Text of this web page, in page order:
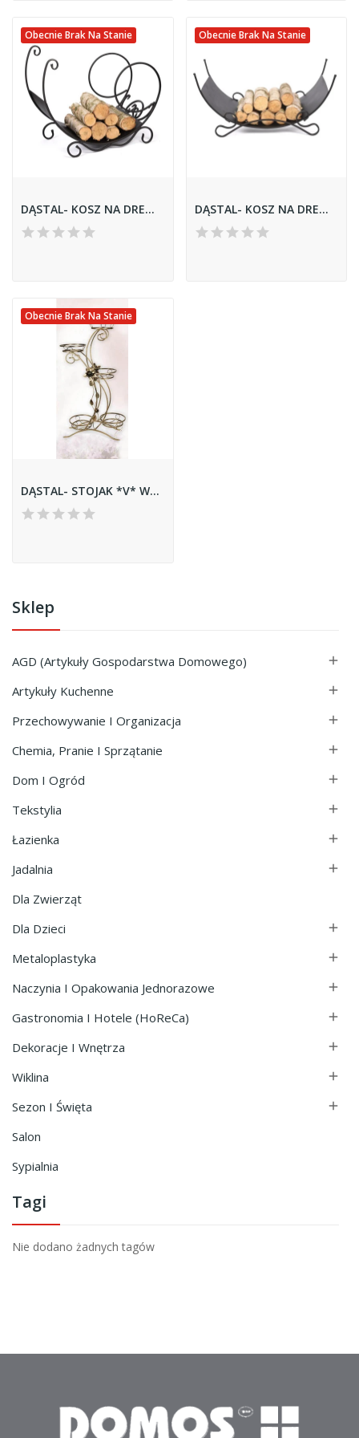
Sklep
AGD (Artykuły Gospodarstwa Domowego) 
Artykuły Kuchenne 
Przechowywanie I Organizacja 
Chemia, Pranie I Sprzątanie 
Dom I Ogród 
Tekstylia 
Łazienka 
Jadalnia 
Dla Zwierząt
Dla Dzieci

Metaloplastyka 
Naczynia I Opakowania Jednorazowe 
Gastronomia I Hotele (HoReCa) 
Dekoracje I Wnętrza 
Wiklina 
Sezon I Święta 
Salon
Sypialnia
Tagi
Nie dodano żadnych tagów
Obecnie Brak Na Stanie
DĄSTAL- KOSZ NA DREWNO 10-1475
Obecnie Brak Na Stanie
DĄSTAL- KOSZ NA DREWNO 10-1476
Obecnie Brak Na Stanie
DĄSTAL- STOJAK *V* WYSOKI 10-1235